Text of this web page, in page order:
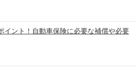
イント！自動車保険に必要な補償や必要